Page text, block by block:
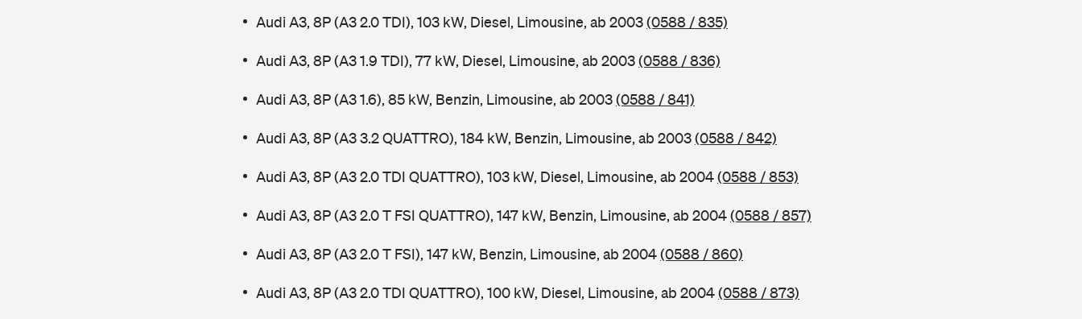
Audi A3, 8P (A3 2.0 TDI), 103 kW, Diesel, Limousine, ab 2003(0588 / 835)
Audi A3, 8P (A3 1.9 TDI), 77 kW, Diesel, Limousine, ab 2003(0588 / 836)
Audi A3, 8P (A3 1.6), 85 kW, Benzin, Limousine, ab 2003(0588 / 841)
Audi A3, 8P (A3 3.2 QUATTRO), 184 kW, Benzin, Limousine, ab 2003(0588 / 842)
Audi A3, 8P (A3 2.0 TDI QUATTRO), 103 kW, Diesel, Limousine, ab 2004(0588 / 853)
Audi A3, 8P (A3 2.0 T FSI QUATTRO), 147 kW, Benzin, Limousine, ab 2004(0588 / 857)
Audi A3, 8P (A3 2.0 T FSI), 147 kW, Benzin, Limousine, ab 2004(0588 / 860)
Audi A3, 8P (A3 2.0 TDI QUATTRO), 100 kW, Diesel, Limousine, ab 2004(0588 / 873)